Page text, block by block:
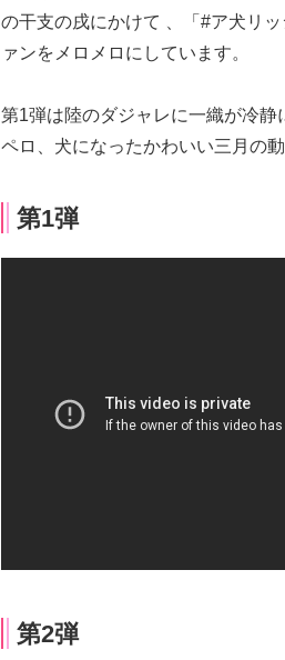
の干支の戌にかけて 、「#ア犬リ
ァンをメロメロにしています。
第1弾は陸のダジャレに一織が冷
ペロ、犬になったかわいい三月の
第1弾
第2弾